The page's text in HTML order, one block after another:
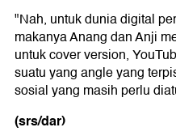
"Nah, untuk dunia digital
makanya Anang dan Anji
untuk cover version,
suatu yang angle yang
sosial yang masih perlu
(srs/dar)